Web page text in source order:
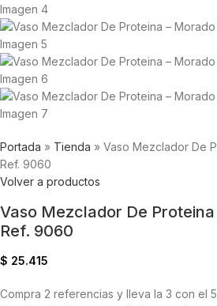
Portada » Tienda » Vaso Mezclador De
Ref. 9060
Volver a productos
Vaso Mezclador De
Ref. 9060
$ 25.415
Compra 2 referencias y lleva la 3 con el